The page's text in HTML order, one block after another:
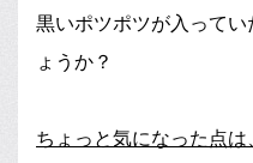
黒いポツポツが入って
ょうか？
ちょっと気になった点